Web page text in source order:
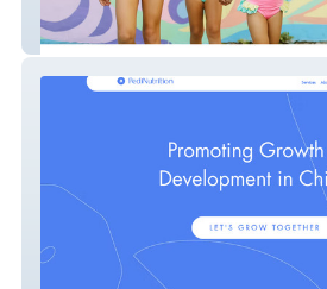
Carpe Summer nyc